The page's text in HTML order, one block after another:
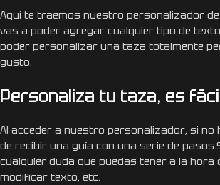
Aquí te traemos nuestro personalizador
vas a poder agregar cualquier tipo de
poder personalizar una taza totalmente
gusto.
Personaliza tu taza, es
Al acceder a nuestro personalizador, si no
de recibir una guía con una serie de
cualquier duda que puedas tener a la hora
modificar texto, etc.